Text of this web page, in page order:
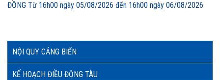
NỘI QUY CẢNG BIỂN
KẾ HOẠCH ĐIỀU ĐỘNG TÀU
ĐỒNG Từ 16h00 ngày 05/08/2026 đến 16h00 ngày 06/08/2026